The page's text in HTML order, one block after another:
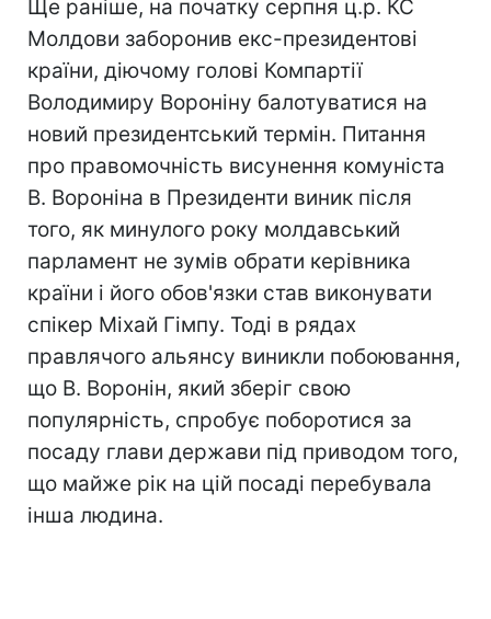
Ще раніше, на початку серпня ц.р. КС
Молдови заборонив екс-президентові
країни, діючому голові Компартії
Володимиру Вороніну балотуватися на
новий президентський термін. Питання
про правомочність висунення комуніста
В. Вороніна в Президенти виник після
того, як минулого року молдавський
парламент не зумів обрати керівника
країни і його обов'язки став виконувати
спікер Міхай Гімпу. Тоді в рядах
правлячого альянсу виникли побоювання,
що В. Воронін, який зберіг свою
популярність, спробує поборотися за
посаду глави держави під приводом того,
що майже рік на цій посаді перебувала
інша людина.